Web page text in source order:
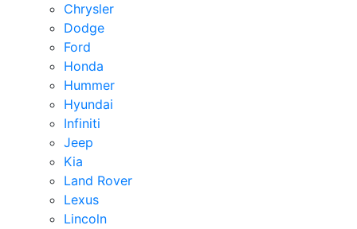
Chrysler
Dodge
Ford
Honda
Hummer
Hyundai
Infiniti
Jeep
Kia
Land Rover
Lexus
Lincoln